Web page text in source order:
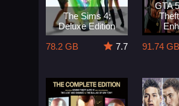
The Sims 4:
Deluxe Edition
78.2 GB
7.7
GTA
91.74 GB